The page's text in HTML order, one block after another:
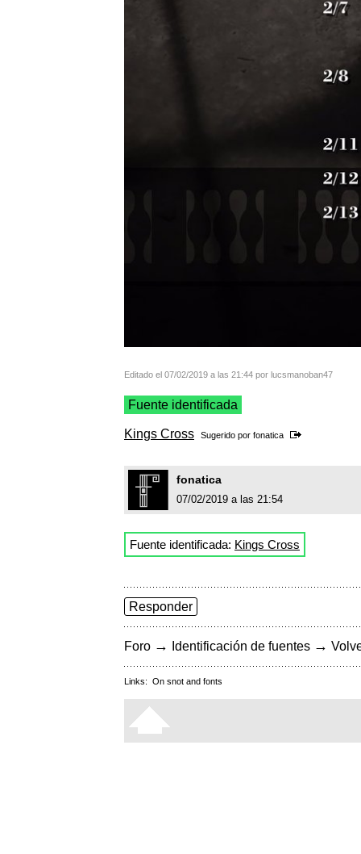
Editado el 07/02/2019 a las 21:44 por lucsmanoban47
Fuente identificada
Kings Cross Sugerido por fonatica
fonatica
07/02/2019 a las 21:54
Fuente identificada: Kings Cross
Responder
Foro → Identificación de fuentes →
Links: On snot and fonts